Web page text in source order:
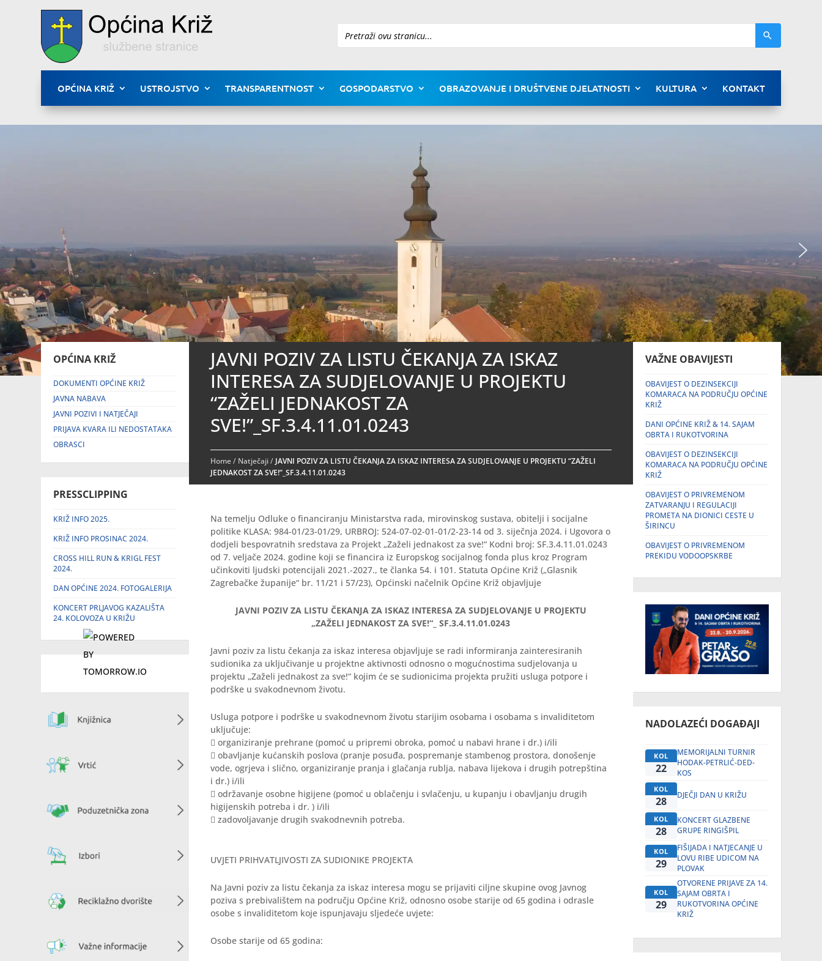
Pretraži
OPĆINA KRIŽ USTROJSTVO TRANSPARENTNOST GOSPODARSTVO OBRAZOVANJE I DRUŠTVENE DJELATNOSTI KULTURA KONTAKT
OPĆINA KRIŽ
DOKUMENTI OPĆINE KRIŽ
JAVNA NABAVA
JAVNI POZIVI I NATJEČAJI
PRIJAVA KVARA ILI NEDOSTATAKA
OBRASCI
PRESSCLIPPING
KRIŽ INFO 2025.
KRIŽ INFO PROSINAC 2024.
CROSS HILL RUN & KRIGL FEST
2024.
DAN OPĆINE 2024. FOTOGALERIJA
KONCERT PRLJAVOG KAZALIŠTA
24. KOLOVOZA U KRIŽU
JAVNI POZIV ZA LISTU ČEKANJA ZA ISKAZ
INTERESA ZA SUDJELOVANJE U PROJEKTU
“ZAŽELI JEDNAKOST ZA
SVE!”_SF.3.4.11.01.0243
Home/ Natječaji/ JAVNI POZIV ZA LISTU ČEKANJA ZA ISKAZ INTERESA ZA SUDJELOVANJE U PROJEKTU “ZAŽELI
JEDNAKOST ZA SVE!”_SF.3.4.11.01.0243
Na temelju Odluke o financiranju Ministarstva rada, mirovinskog sustava, obitelji i socijalne
politike KLASA: 984-01/23-01/29, URBROJ: 524-07-02-01-01/2-23-14 od 3. siječnja 2024. i Ugovora o
dodjeli bespovratnih sredstava za Projekt „Zaželi jednakost za sve!“ Kodni broj: SF.3.4.11.01.0243
od 7. veljače 2024. godine koji se financira iz Europskog socijalnog fonda plus kroz Program
učinkoviti ljudski potencijali 2021.-2027., te članka 54. i 101. Statuta Općine Križ („Glasnik
Zagrebačke županije“ br. 11/21 i 57/23), Općinski načelnik Općine Križ objavljuje
JAVNI POZIV ZA LISTU ČEKANJA ZA ISKAZ INTERESA ZA SUDJELOVANJE U PROJEKTU
„ZAŽELI JEDNAKOST ZA SVE!“_ SF.3.4.11.01.0243
Javni poziv za listu čekanja za iskaz interesa objavljuje se radi informiranja zainteresiranih
sudionika za uključivanje u projektne aktivnosti odnosno o mogućnostima sudjelovanja u
projektu „Zaželi jednakost za sve!“ kojim će se sudionicima projekta pružiti usluga potpore i
podrške u svakodnevnom životu.
Usluga potpore i podrške u svakodnevnom životu starijim osobama i osobama s invaliditetom
uključuje:
 organiziranje prehrane (pomoć u pripremi obroka, pomoć u nabavi hrane i dr.) i/ili
 obavljanje kućanskih poslova (pranje posuđa, pospremanje stambenog prostora, donošenje
vode, ogrjeva i slično, organiziranje pranja i glačanja rublja, nabava lijekova i drugih potrepština
i dr.) i/ili
 održavanje osobne higijene (pomoć u oblačenju i svlačenju, u kupanju i obavljanju drugih
higijenskih potreba i dr. ) i/ili
 zadovoljavanje drugih svakodnevnih potreba.
UVJETI PRIHVATLJIVOSTI ZA SUDIONIKE PROJEKTA
Na Javni poziv za listu čekanja za iskaz interesa mogu se prijaviti ciljne skupine ovog Javnog
poziva s prebivalištem na području Općine Križ, odnosno osobe starije od 65 godina i odrasle
osobe s invaliditetom koje ispunjavaju sljedeće uvjete:
Osobe starije od 65 godina:
VAŽNE OBAVIJESTI
OBAVIJEST O DEZINSEKCIJI
KOMARACA NA PODRUČJU OPĆINE
KRIŽ
DANI OPĆINE KRIŽ & 14. SAJAM
OBRTA I RUKOTVORINA
OBAVIJEST O DEZINSEKCIJI
KOMARACA NA PODRUČJU OPĆINE
KRIŽ
OBAVIJEST O PRIVREMENOM
ZATVARANJU I REGULACIJI
PROMETA NA DIONICI CESTE U
ŠIRINCU
OBAVIJEST O PRIVREMENOM
PREKIDU VODOOPSKRBE
NADOLAZEĆI DOGAĐAJI
KOL
22
MEMORIJALNI TURNIR
HODAK-PETRLIĆ-DED-
KOS
KOL
28 DJEČJI DAN U KRIŽU
KOL
28
KONCERT GLAZBENE
GRUPE RINGIŠPIL
KOL
29
FIŠIJADA I NATJECANJE U
LOVU RIBE UDICOM NA
PLOVAK
KOL
29
OTVORENE PRIJAVE ZA 14.
SAJAM OBRTA I
RUKOTVORINA OPĆINE
KRIŽ